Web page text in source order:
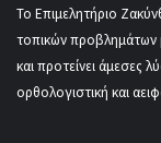
Το Επιμελητήριο
τοπικών προβλημάτων
και προτείνει άμεσες
ορθολογιστική και